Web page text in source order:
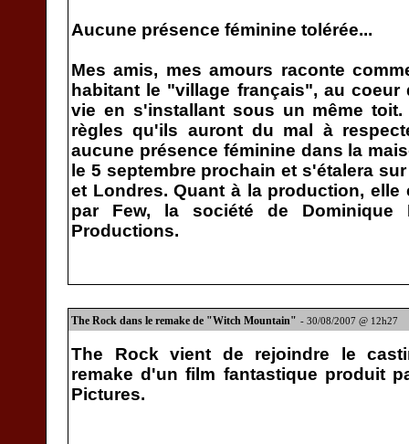
Aucune présence féminine tolérée...
Mes amis, mes amours raconte
habitant le "village français", au coeur
vie en s'installant sous un même
règles qu'ils auront du mal à
aucune présence féminine dans la
le 5 septembre prochain et s'étalera
et Londres. Quant à la production, elle
par Few, la société de Dominique
Productions.
The Rock dans le remake de "Witch Mountain" - 30/08/2007 @ 12h27
The Rock vient de rejoindre le
remake d'un film fantastique produit
Pictures.